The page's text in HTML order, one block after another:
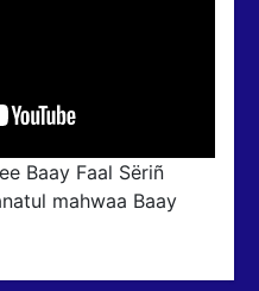
Baay Faal Sëriñ
mahwaa Baay